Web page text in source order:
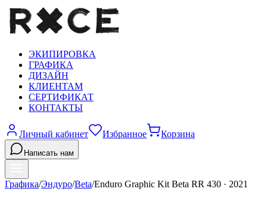
ЭКИПИРОВКА
ГРАФИКА
ДИЗАЙН
КЛИЕНТАМ
СЕРТИФИКАТ
КОНТАКТЫ
Личный кабинет Избранное Корзина
Написать нам
Графика/Эндуро/Beta/Enduro Graphic Kit Beta RR 430 · 2021